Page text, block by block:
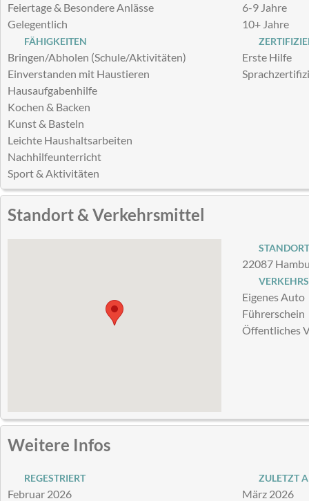
Feiertage & Besondere Anlässe
Gelegentlich
6-9 Jahre
10+ Jahre
FÄHIGKEITEN
Bringen/Abholen (Schule/Aktivitäten)
Einverstanden mit Haustieren
Hausaufgabenhilfe
Kochen & Backen
Kunst & Basteln
Leichte Haushaltsarbeiten
Nachhilfeunterricht
Sport & Aktivitäten
Erste Hilfe
Standort & Verkehrsmittel
STANDORT
22087
Eigenes Auto
Führerschein
Öffentliches
Weitere Infos
REGESTRIERT
Februar 2026
ZULETZT
März 2026